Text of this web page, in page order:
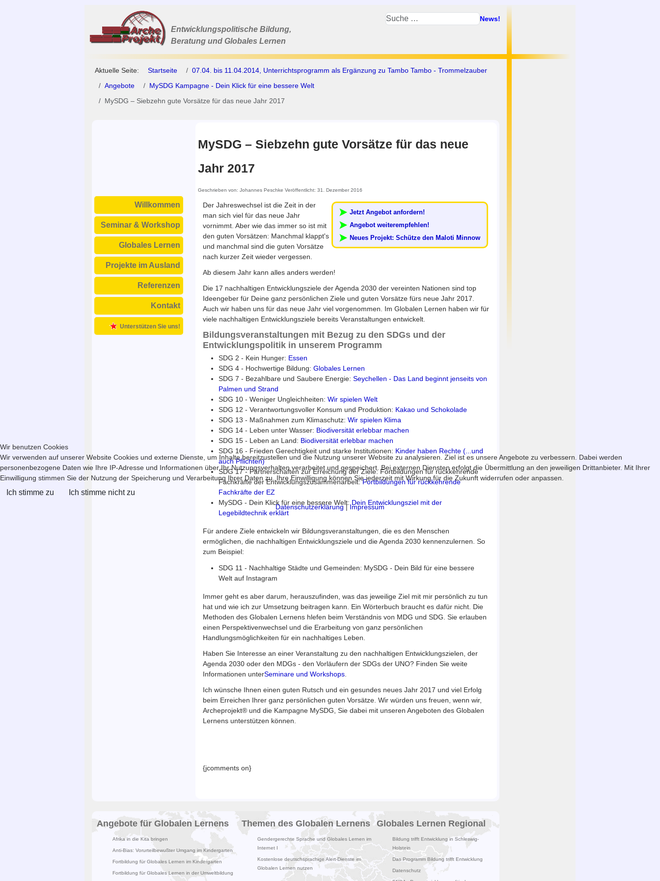
Entwicklungspolitische Bildung,
Beratung und Globales Lernen
News!
Aktuelle Seite: Startseite
07.04. bis 11.04.2014, Unterrichtsprogramm als Ergänzung zu Tambo Tambo - Trommelzauber
Angebote
MySDG Kampagne - Dein Klick für eine bessere Welt
MySDG – Siebzehn gute Vorsätze für das neue Jahr 2017
Willkommen
Seminar & Workshop
Globales Lernen
Projekte im Ausland
Referenzen
Kontakt
Unterstützen Sie uns!
MySDG – Siebzehn gute Vorsätze für das neue
Jahr 2017
Geschrieben von: Johannes Peschke Veröffentlicht: 31. Dezember 2016
Jetzt Angebot anfordern!
Angebot weiterempfehlen!
Neues Projekt: Schütze den Maloti Minnow
Der Jahreswechsel ist die Zeit in der
man sich viel für das neue Jahr
vornimmt. Aber wie das immer so ist mit
den guten Vorsätzen: Manchmal klappt's
und manchmal sind die guten Vorsätze
nach kurzer Zeit wieder vergessen.
Ab diesem Jahr kann alles anders werden!
Die 17 nachhaltigen Entwicklungsziele der Agenda 2030 der vereinten Nationen sind top
Ideengeber für Deine ganz persönlichen Ziele und guten Vorsätze fürs neue Jahr 2017.
Auch wir haben uns für das neue Jahr viel vorgenommen. Im Globalen Lernen haben wir für
viele nachhaltigen Entwicklungsziele bereits Veranstaltungen entwickelt.
Bildungsveranstaltungen mit Bezug zu den SDGs und der
Entwicklungspolitik in unserem Programm
SDG 2 - Kein Hunger: Essen
SDG 4 - Hochwertige Bildung: Globales Lernen
SDG 7 - Bezahlbare und Saubere Energie: Seychellen - Das Land beginnt jenseits von
Palmen und Strand
SDG 10 - Weniger Ungleichheiten: Wir spielen Welt
SDG 12 - Verantwortungsvoller Konsum und Produktion: Kakao und Schokolade
SDG 13 - Maßnahmen zum Klimaschutz: Wir spielen Klima
SDG 14 - Leben unter Wasser: Biodiversität erlebbar machen
SDG 15 - Leben an Land: Biodiversität erlebbar machen
SDG 16 - Frieden Gerechtigkeit und starke Institutionen: Kinder haben Rechte (...und
auch Pflichten)
SDG 17 - Partnerschaften zur Erreichung der Ziele: Fortbildungen für rückkehrende
Fachkräfte der Entwicklungszusammenarbeit:Fortbildungen für rückkehrende
Fachkräfte der EZ
MySDG - Dein Klick für eine bessere Welt:Dein Entwicklungsziel mit der
Legebildtechnik erklärt
Für andere Ziele entwickeln wir Bildungsveranstaltungen, die es den Menschen
ermöglichen, die nachhaltigen Entwicklungsziele und die Agenda 2030 kennenzulernen. So
zum Beispiel:
SDG 11 - Nachhaltige Städte und Gemeinden: MySDG - Dein Bild für eine bessere
Welt auf Instagram
Immer geht es aber darum, herauszufinden, was das jeweilige Ziel mit mir persönlich zu tun
hat und wie ich zur Umsetzung beitragen kann. Ein Wörterbuch braucht es dafür nicht. Die
Methoden des Globalen Lernens hlefen beim Verständnis von MDG und SDG. Sie erlauben
einen Perspektivenwechsel und die Erarbeitung von ganz persönlichen
Handlungsmöglichkeiten für ein nachhaltiges Leben.
Haben Sie Interesse an einer Veranstaltung zu den nachhaltigen Entwicklungszielen, der
Agenda 2030 oder den MDGs - den Vorläufern der SDGs der UNO? Finden Sie weite
Informationen unterSeminare und Workshops.
Ich wünsche Ihnen einen guten Rutsch und ein gesundes neues Jahr 2017 und viel Erfolg
beim Erreichen Ihrer ganz persönlichen guten Vorsätze. Wir würden uns freuen, wenn wir,
Archeprojekt® und die Kampagne MySDG, Sie dabei mit unseren Angeboten des Globalen
Lernens unterstützen können.
{jcomments on}
Angebote für Globalen Lernens
Afrika in die Kita bringen
Anti-Bias: Vorurteilbewußter Umgang im Kindergarten
Fortbildung für Globales Lernen im Kindergarten
Fortbildung für Globales Lernen in der Umweltbildung
Themen des Globalen Lernens
Gendergerechte Sprache und Globales Lernen im
Internet I
Kostenlose deutschsprachige Alert-Dienste im
Globalen Lernen nutzen
Globales Lernen Regional
Bildung trifft Entwicklung in Schleswig-
Holstein
Das Programm Bildung trifft Entwicklung
Datenschutz
Wir benutzen Cookies
Wir verwenden auf unserer Website Cookies und externe Dienste, um Inhalte bereitzustellen und die Nutzung unserer Website zu analysieren. Ziel ist es unsere Angebote zu verbessern. Dabei werden
personenbezogene Daten wie Ihre IP-Adresse und Informationen über Ihr Nutzungsverhalten verarbeitet und gespeichert. Bei externen Diensten erfolgt die Übermittlung an den jeweiligen Drittanbieter. Mit Ihrer
Einwilligung stimmen Sie der Nutzung der Speicherung und Verarbeitung Ihrer Daten zu. Ihre Einwilligung können Sie jederzeit mit Wirkung für die Zukunft widerrufen oder anpassen.
Ich stimme zu Ich stimme nicht zu
Datenschutzerklärung|Impressum